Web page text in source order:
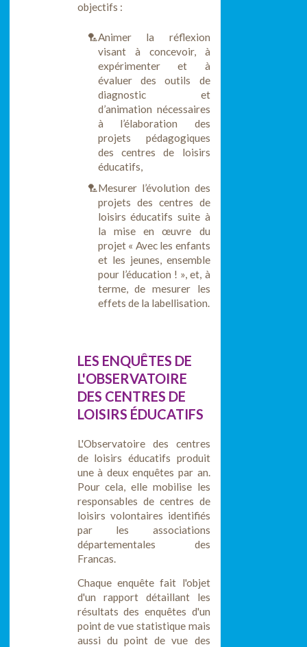
objectifs :
Animer la réflexion
visant à concevoir, à
expérimenter et à
évaluer des outils de
diagnostic et
d’animation nécessaires
à l’élaboration des
projets pédagogiques
des centres de loisirs
éducatifs,
Mesurer l’évolution des
projets des centres de
loisirs éducatifs suite à
la mise en œuvre du
projet « Avec les enfants
et les jeunes, ensemble
pour l’éducation ! », et, à
terme, de mesurer les
effets de la labellisation.
LES ENQUÊTES DE
L'OBSERVATOIRE
DES CENTRES DE
LOISIRS ÉDUCATIFS
L'Observatoire des centres
de loisirs éducatifs produit
une à deux enquêtes par an.
Pour cela, elle mobilise les
responsables de centres de
loisirs volontaires identifiés
par les associations
départementales des
Francas.
Chaque enquête fait l'objet
d'un rapport détaillant les
résultats des enquêtes d'un
point de vue statistique mais
aussi du point de vue des